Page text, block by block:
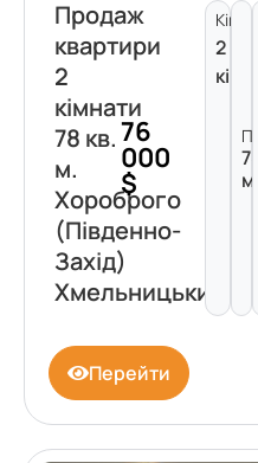
Продаж
квартири
2
кімнати
78 кв.
м.
Хороброго
(Південно-
Захід)
Хмельницький
76
000
$
2
78
м²
Перейти